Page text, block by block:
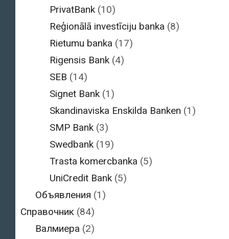
PrivatBank (10)
Reģionālā investīciju banka (8)
Rietumu banka (17)
Rigensis Bank (4)
SEB (14)
Signet Bank (1)
Skandinaviska Enskilda Banken (1)
SMP Bank (3)
Swedbank (19)
Trasta komercbanka (5)
UniCredit Bank (5)
Объявления (1)
Справочник (84)
Валмиера (2)